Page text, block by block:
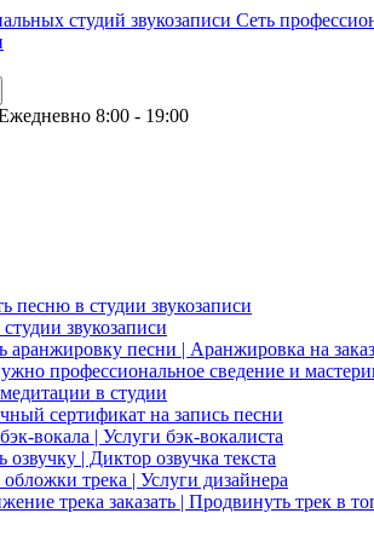
Сеть
8:00 - 19:00
песню в студии звукозаписи
звукозаписи
аранжировку песни | Аранжировка на заказ
профессиональное сведение и
в студии
сертификат на запись песни
вокала | Услуги бэк-вокалиста
озвучку | Диктор озвучка текста
трека | Услуги дизайнера
трека заказать | Продвинуть трек в